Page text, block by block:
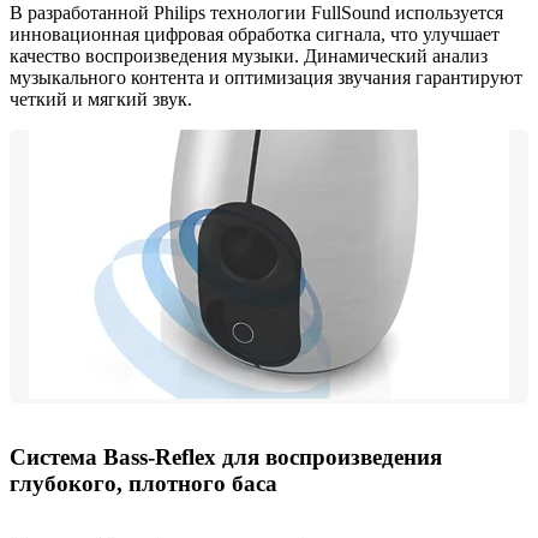
В разработанной Philips технологии FullSound используется
инновационная цифровая обработка сигнала, что улучшает
качество воспроизведения музыки. Динамический анализ
музыкального контента и оптимизация звучания гарантируют
четкий и мягкий звук.
Система Bass-Reflex для воспроизведения
глубокого, плотного баса